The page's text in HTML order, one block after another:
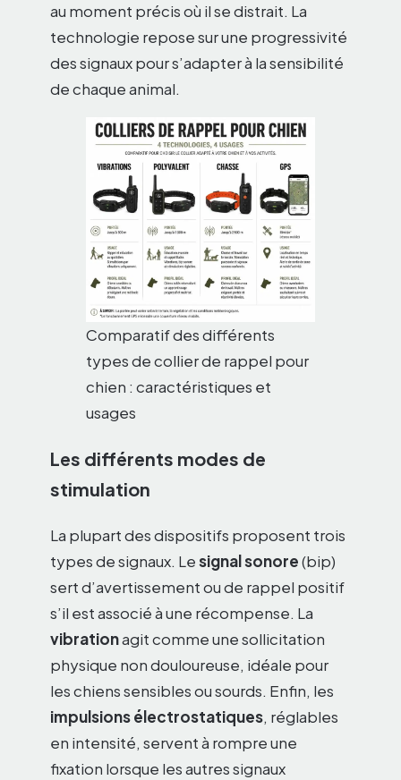
au moment précis où il se distrait. La
technologie repose sur une progressivité
des signaux pour s’adapter à la sensibilité
de chaque animal.
Comparatif des différents
types de collier de rappel pour
chien : caractéristiques et
usages
Les différents modes de
stimulation
La plupart des dispositifs proposent trois
types de signaux. Lesignal sonore(bip)
sert d’avertissement ou de rappel positif
s’il est associé à une récompense. La
vibrationagit comme une sollicitation
physique non douloureuse, idéale pour
les chiens sensibles ou sourds. Enfin, les
impulsions électrostatiques, réglables
en intensité, servent à rompre une
fixation lorsque les autres signaux